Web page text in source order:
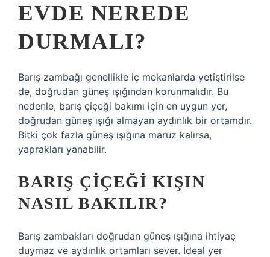
EVDE NEREDE
DURMALI?
Barış zambağı genellikle iç mekanlarda yetiştirilse
de, doğrudan güneş ışığından korunmalıdır. Bu
nedenle, barış çiçeği bakımı için en uygun yer,
doğrudan güneş ışığı almayan aydınlık bir ortamdır.
Bitki çok fazla güneş ışığına maruz kalırsa,
yaprakları yanabilir.
BARIŞ ÇIÇEĞI KIŞIN
NASIL BAKILIR?
Barış zambakları doğrudan güneş ışığına ihtiyaç
duymaz ve aydınlık ortamları sever. İdeal yer